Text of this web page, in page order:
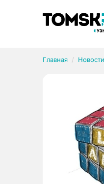
Главная Новости
Рубрики